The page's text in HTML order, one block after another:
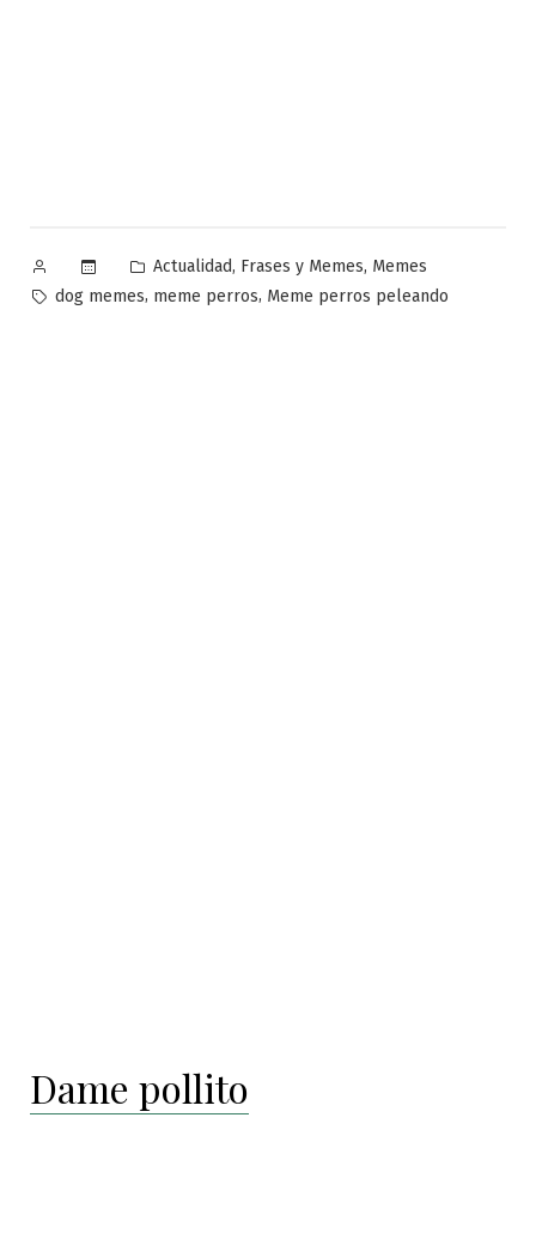
Publicado
por
Publicado
en
Actualidad, Frases y Memes, Memes
Etiquetas:
dog memes, meme perros, Meme perros peleando
Dame pollito